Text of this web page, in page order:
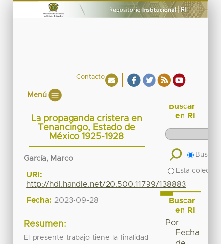
Contacto
Menú
La propaganda cristera en
Tenancingo, Estado de
México 1925-1928
García, Marco
URI:
http://hdl.handle.net/20.500.11799/138883
Fecha: 2023-09-28
Resumen:
El presente trabajo tiene la finalidad
Buscar
en RI
Buscar
Esta
Buscar
en RI
Por
Fecha